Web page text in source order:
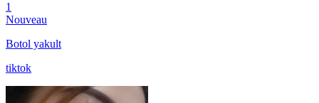
1
Nouveau
Botol yakult
tiktok